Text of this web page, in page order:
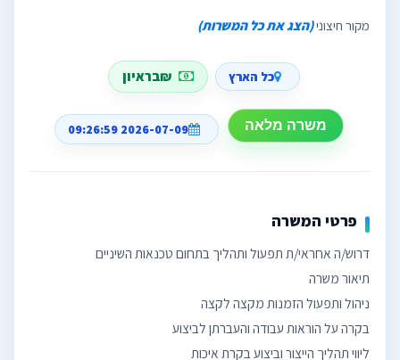
מקור חיצוני(הצג את כל המשרות)
כל הארץ ₪בראיון
משרה מלאה 2026-07-09 09:26:59
פרטי המשרה